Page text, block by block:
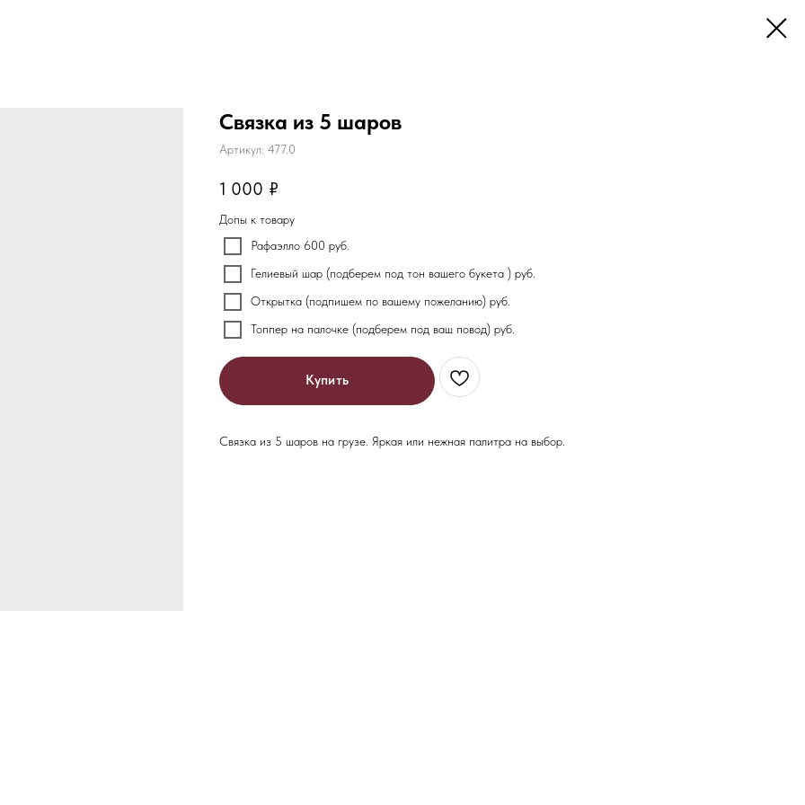
Связка из 5 шаров
Артикул: 477.0
1 000 ₽
Допы к товару
Рафаэлло 600 руб.
Гелиевый шар (подберем под тон вашего букета ) руб.
Открытка (подпишем по вашему пожеланию) руб.
Топпер на палочке (подберем под ваш повод) руб.
Купить
Связка из 5 шаров на грузе. Яркая или нежная палитра на выбор.